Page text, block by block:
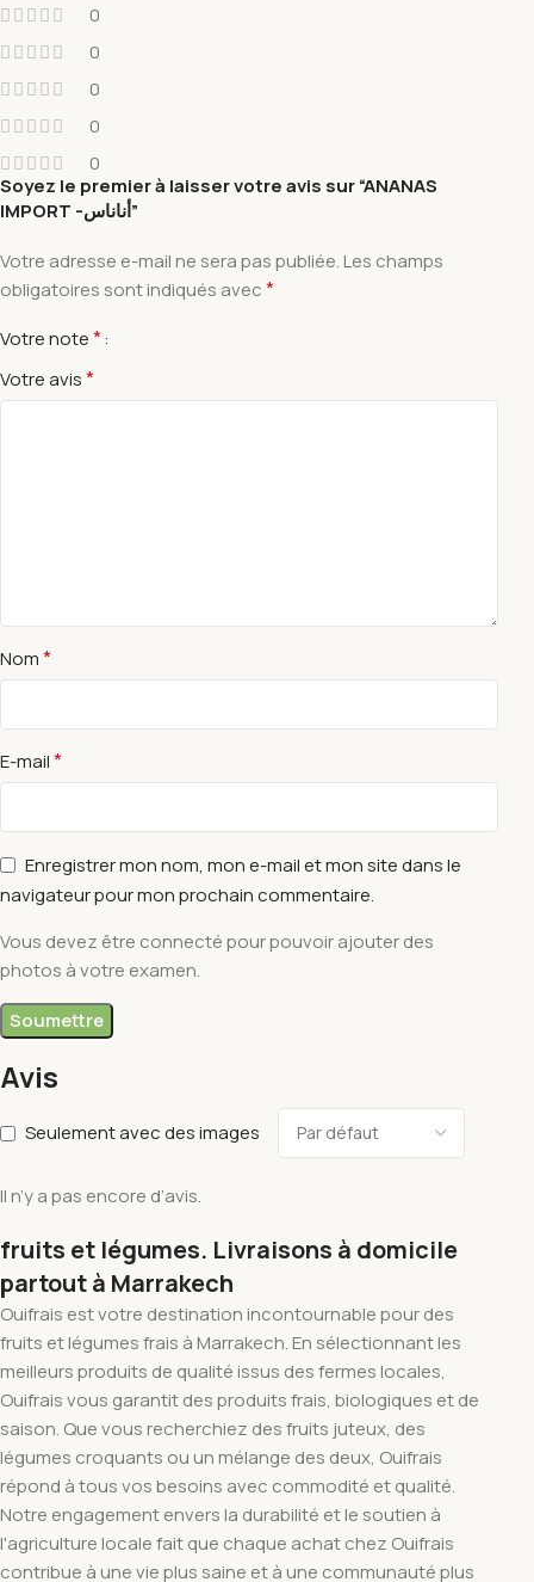
0
0
0
0
0
Avis
Seulement avec des images
Il n’y a pas encore d’avis.
Soyez le premier à laisser votre avis sur “ANANAS
IMPORT -أناناس”
Votre adresse e-mail ne sera pas publiée. Les champs
obligatoires sont indiqués avec*
Votre note*
Votre avis*
Nom*
E-mail*
Enregistrer mon nom, mon e-mail et mon site dans le
navigateur pour mon prochain commentaire.
Vous devez être connecté pour pouvoir ajouter des
photos à votre examen.
fruits et légumes. Livraisons à domicile
partout à Marrakech
Ouifrais est votre destination incontournable pour des
fruits et légumes frais à Marrakech. En sélectionnant les
meilleurs produits de qualité issus des fermes locales,
Ouifrais vous garantit des produits frais, biologiques et de
saison. Que vous recherchiez des fruits juteux, des
légumes croquants ou un mélange des deux, Ouifrais
répond à tous vos besoins avec commodité et qualité.
Notre engagement envers la durabilité et le soutien à
l'agriculture locale fait que chaque achat chez Ouifrais
contribue à une vie plus saine et à une communauté plus